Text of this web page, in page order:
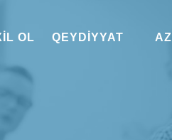
OL QEYDIYYAT AZ